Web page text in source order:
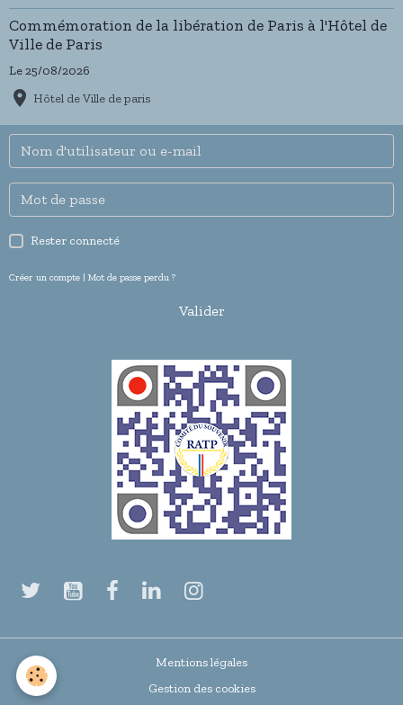
Commémoration de la libération de Paris à l'Hôtel de
Ville de Paris
Le 25/08/2026
Hôtel de Ville de paris
Rester connecté
Créer un compte | Mot de passe perdu ?
Valider
Mentions légales
Gestion des cookies